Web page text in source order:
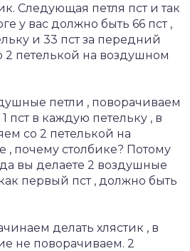
Следующая петля пст и так
у вас должно быть 66 пст ,
и 33 пст за передний
2 петелькой на воздушном
петли , поворачиваем
пст в каждую петельку , в
со 2 петелькой на
, почему столбике? Потому
вы делаете 2 воздушные
как первый пст , должно быть
делать хлястик , в
не поворачиваем. 2